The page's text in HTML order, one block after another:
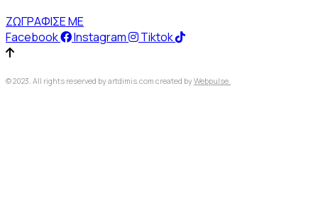
ΖΩΓΡΑΦΙΣΕ ΜΕ
Facebook
Instagram Tiktok
© 2023. All rights reserved by artdimis.com created byWebpulse.